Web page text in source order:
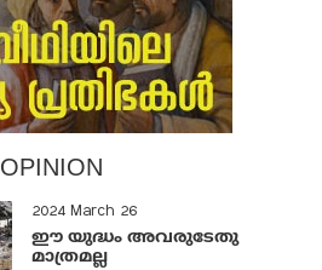
OPINION
2024 March 26
ഈ യുദ്ധം അവരുടേതു
മാത്രമല്ല